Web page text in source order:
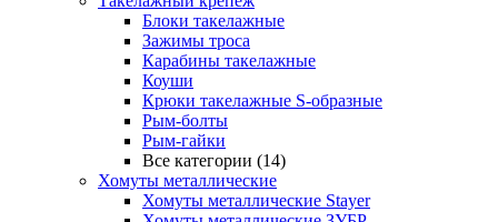
Блоки такелажные
Зажимы троса
Карабины такелажные
Коуши
Крюки такелажные S-образные
Рым-болты
Рым-гайки
Все категории (14)
Хомуты металлические
Хомуты металлические Stayer